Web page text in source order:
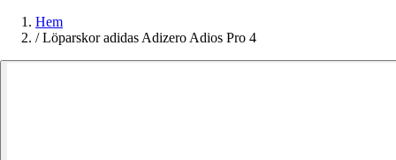
Hem
/ Löparskor adidas Adizero Adios Pro 4